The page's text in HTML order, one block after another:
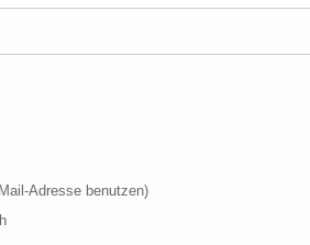
Adresse benutzen)